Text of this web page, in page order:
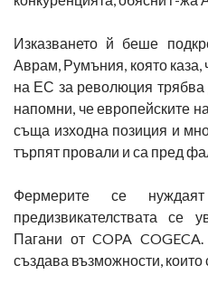
Изказването й беше
Аврам, Румъния, която
на ЕС за революция трябва
напомни, че европейските
съща изходна позиция и
търпят провали и са пред
Фермерите се
предизвикателствата се
Пагани от COPA
създава възможности, които